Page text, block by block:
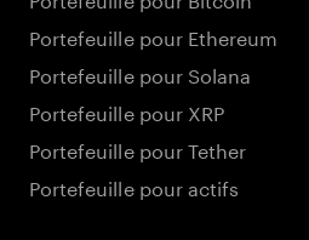
Portefeuille pour Ethereum
Portefeuille pour Solana
Portefeuille pour XRP
Portefeuille pour Tether
Portefeuille pour actifs